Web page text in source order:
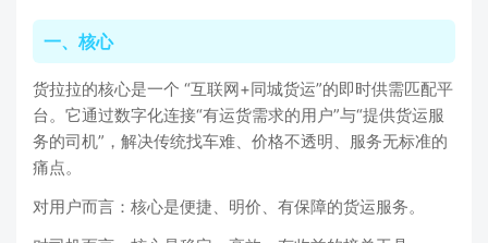
一、核心
货拉拉的核心是一个 “互联网+同城货运”的即时供需匹配平
台。它通过数字化连接“有运货需求的用户”与“提供货运服
务的司机”，解决传统找车难、价格不透明、服务无标准的
痛点。
对用户而言：核心是便捷、明价、有保障的货运服务。